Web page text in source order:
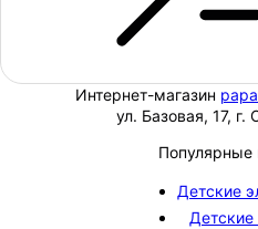
Интернет-магазин
ул. Базовая, 17, г.
Популярные
Детские
Детские